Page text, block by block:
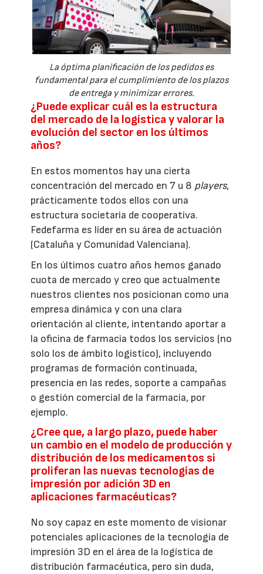
La óptima planificación de los pedidos es
fundamental para el cumplimiento de los plazos
de entrega y minimizar errores.
¿Puede explicar cuál es la estructura
del mercado de la logística y valorar la
evolución del sector en los últimos
años?
En estos momentos hay una cierta
concentración del mercado en 7 u 8 players,
prácticamente todos ellos con una
estructura societaria de cooperativa.
Fedefarma es líder en su área de actuación
(Cataluña y Comunidad Valenciana).
En los últimos cuatro años hemos ganado
cuota de mercado y creo que actualmente
nuestros clientes nos posicionan como una
empresa dinámica y con una clara
orientación al cliente, intentando aportar a
la oficina de farmacia todos los servicios (no
solo los de ámbito logístico), incluyendo
programas de formación continuada,
presencia en las redes, soporte a campañas
o gestión comercial de la farmacia, por
ejemplo.
¿Cree que, a largo plazo, puede haber
un cambio en el modelo de producción y
distribución de los medicamentos si
proliferan las nuevas tecnologías de
impresión por adición 3D en
aplicaciones farmacéuticas?
No soy capaz en este momento de visionar
potenciales aplicaciones de la tecnología de
impresión 3D en el área de la logística de
distribución farmacéutica, pero sin duda,